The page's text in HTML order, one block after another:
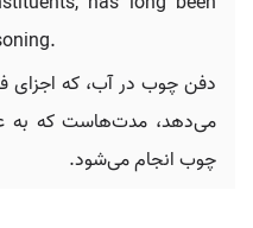
دفن چوب در آب، که اجزای
می‌دهد، مدت‌هاست که به
چوب انجام می‌شود.